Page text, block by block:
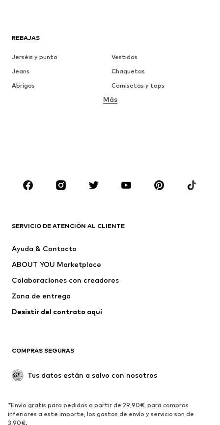
REBAJAS
Jerséis y punto
Vestidos
Jeans
Chaquetas
Abrigos
Camisetas y tops
Ropa interior
Faldas
Blusas y camisas
Zapatos
Deporte
Vestidos
Camisetas y tops
Chaquetas
Jerséis y punto
Ropa interior
Abrigos
Tallas grandes
Reciclado
ZAPATOS
Nuevo
Más
SERVICIO DE ATENCIÓN AL CLIENTE
Ayuda & Contacto
ABOUT YOU Marketplace
Colaboraciones con creadores
Zona de entrega
Desistir del contrato aquí
COMPRAS SEGURAS
Tus datos están a salvo con nosotros
*Envío gratis para pedidos a partir de 29,90€, para compras
inferiores a este importe, los gastos de envío y servicio son de
3,90€.